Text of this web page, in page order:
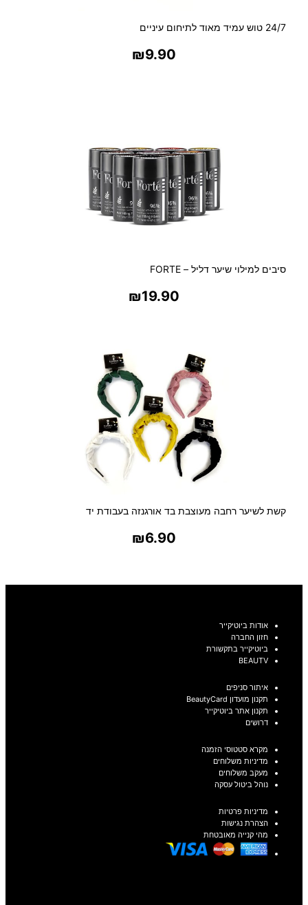
24/7 טוש עמיד מאוד לתיחום עיניים
₪9.90
סיבים למילוי שיער דליל – FORTE
₪19.90
קשת לשיער רחבה מעוצבת בד אורגנזה בעבודת יד
₪6.90
אודות ביוטיקייר
חזון החברה
ביוטיקייר בתקשורת
BEAUTV
איתור סניפים
תקנון מועדון BeautyCard
תקנון אתר ביוטיקייר
דרושים
מקרא סטטוסי הזמנה
מדיניות משלוחים
מעקב משלוחים
נוהל ביטול עסקה
מדיניות פרטיות
הצהרת נגישות
מהי קנייה מאובטחת